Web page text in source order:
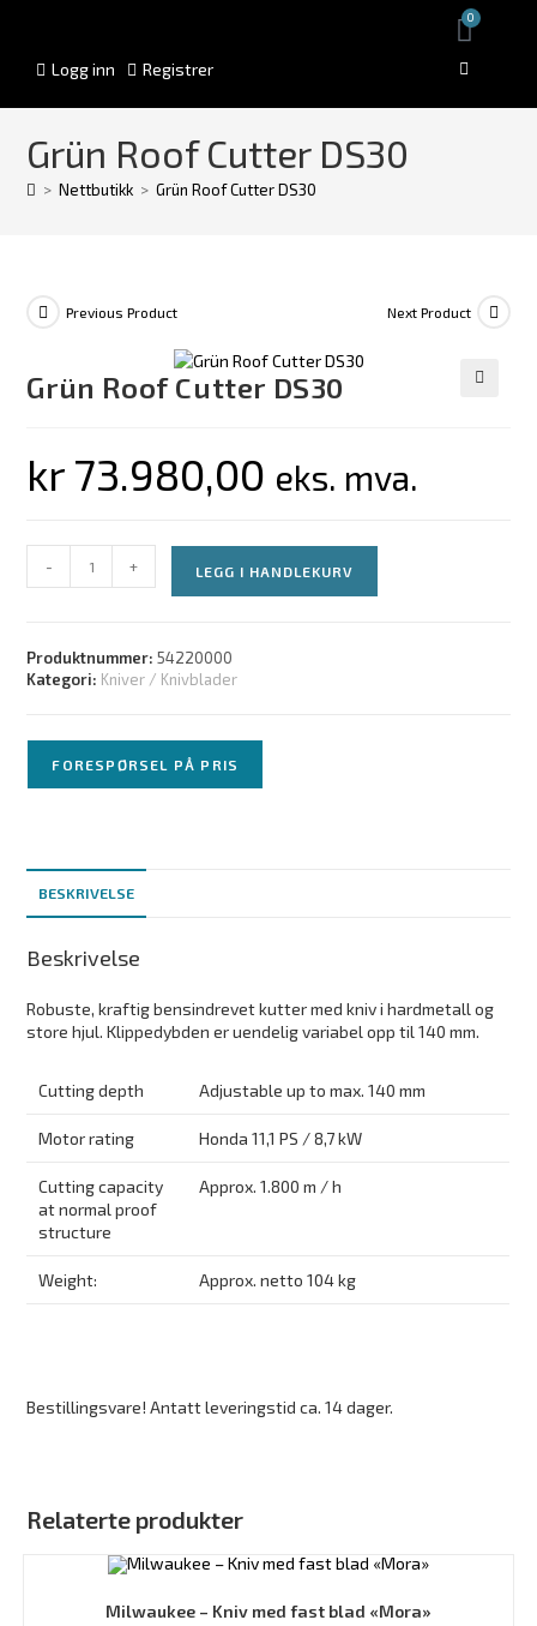
Logg inn Registrer
0
Grün Roof Cutter DS30
> Nettbutikk > Grün Roof Cutter DS30
Previous Product Next Product
Grün Roof Cutter DS30
kr 73.980,00 eks. mva.
- + LEGG I HANDLEKURV
Produktnummer:54220000
Kategori: Kniver / Knivblader
FORESPØRSEL PÅ PRIS
BESKRIVELSE
Beskrivelse
Robuste, kraftig bensindrevet kutter med kniv i hardmetall og
store hjul. Klippedybden er uendelig variabel opp til 140 mm.
Cutting depth Adjustable up to max. 140 mm
Motor rating Honda 11,1 PS / 8,7 kW
Cutting capacity
at normal proof
structure
Approx. 1.800 m / h
Weight: Approx. netto 104 kg
Bestillingsvare! Antatt leveringstid ca. 14 dager.
Relaterte produkter
Milwaukee – Kniv med fast blad «Mora»